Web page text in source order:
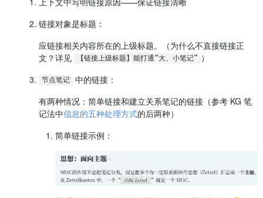
链接对象是标题：
应链接相关内容所在的上级标题。（为什么不直接链接正
文？详见
【链接上级标题】能打通“大、小笔记” ）
节点笔记
中的链接：
有两种情况：简单链接和建立关系笔记的链接（参考 KG 笔
记法中信息的五种处理方式的后两种）
简单链接示例：